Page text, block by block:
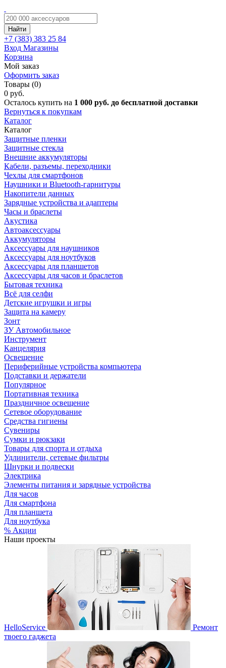
Найти
+7 (383) 383 25 84
Вход Магазины
Корзина
Мой заказ
Оформить заказ
Товары (0)
0 руб.
Осталось купить на 1 000 руб. до бесплатной доставки
Вернуться к покупкам
Каталог
Каталог
Защитные пленки
Защитные стекла
Внешние аккумуляторы
Кабели, разъемы, переходники
Чехлы для смартфонов
Наушники и Bluetooth-гарнитуры
Накопители данных
Зарядные устройства и адаптеры
Часы и браслеты
Акустика
Автоаксессуары
Аккумуляторы
Аксессуары для наушников
Аксессуары для ноутбуков
Аксессуары для планшетов
Аксессуары для часов и браслетов
Бытовая техника
Всё для селфи
Детские игрушки и игры
Защита на камеру
Зонт
ЗУ Автомобильное
Инструмент
Канцелярия
Освещение
Периферийные устройства компьютера
Подставки и держатели
Популярное
Портативная техника
Праздничное освещение
Сетевое оборудование
Средства гигиены
Сувениры
Сумки и рюкзаки
Товары для спорта и отдыха
Удлинители, сетевые фильтры
Шнурки и подвески
Электрика
Элементы питания и зарядные устройства
Для часов
Для смартфона
Для планшета
Для ноутбука
% Акции
Наши проекты
HelloService
Ремонт
твоего гаджета